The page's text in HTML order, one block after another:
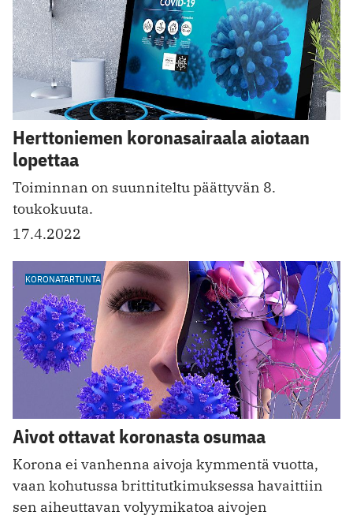
Herttoniemen koronasairaala aiotaan
lopettaa
Toiminnan on suunniteltu päättyvän 8.
toukokuuta.
17.4.2022
KORONATARTUNTA
Aivot ottavat koronasta osumaa
Korona ei vanhenna aivoja kymmentä vuotta,
vaan kohutussa brittitutkimuksessa havaittiin
sen aiheuttavan volyymikatoa aivojen